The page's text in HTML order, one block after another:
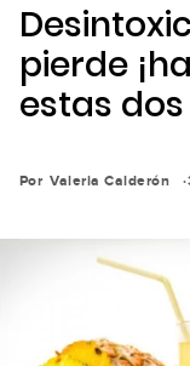
la
navegación
principal
pierde
estas
Por Valeria Calderón